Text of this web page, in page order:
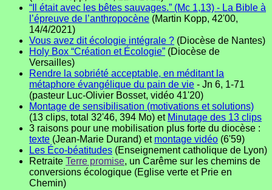
“Il était avec les bêtes sauvages.” (Mc 1,13) - La Bible à
l’épreuve de l’anthropocène (Martin Kopp, 42'00,
14/4/2021)
Vous avez dit écologie intégrale ? (Diocèse de Nantes)
Holy Box “Création et Écologie” (Diocèse de
Versailles)
Rendre la sobriété acceptable, en méditant la
métaphore évangélique du pain de vie - Jn 6, 1-71
(pasteur Luc-Olivier Bosset, vidéo 41'20)
Montage de sensibilisation (motivations et solutions)
(13 clips, total 32'46, 394 Mo) et Minutage des 13 clips
3 raisons pour une mobilisation plus forte du diocèse :
texte (Jean-Marie Durand) et montage vidéo (6'59)
Les Éco-béatitudes (Enseignement catholique de Lyon)
Retraite Terre promise, un Carême sur les chemins de
conversions écologique (Eglise verte et Prie en
Chemin)